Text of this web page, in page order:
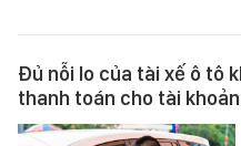
Đủ nỗi lo của tài xế ô tô
thanh toán cho tài